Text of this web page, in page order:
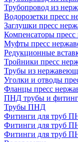
Трубопровод из
Водорозетки пресс
Заглушки пресс
Компенсаторы
Муфты пресс
Редукционные
Тройники пресс
Трубы из
Уголки и отводы
Фланцы пресс
ПНД трубы и
Трубы ПНД
Фитинги для труб
Фитинги для труб
Фитинги для труб